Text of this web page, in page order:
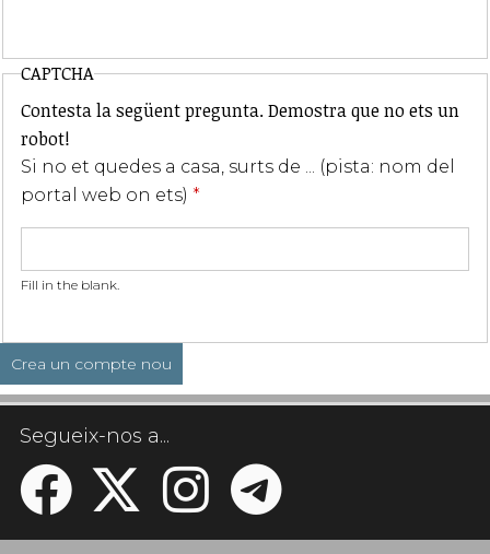
CAPTCHA
Contesta la següent pregunta. Demostra que no ets un
robot!
Si no et quedes a casa, surts de ... (pista: nom del
portal web on ets) *
Fill in the blank.
Segueix-nos a...